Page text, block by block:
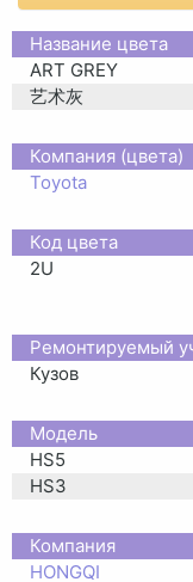
Название цвета
ART GREY
艺术灰
Компания (цвета)
Toyota
Код цвета
2U
Ремонтируемый
Кузов
Moдель
HS5
HS3
Компания
HONGQI